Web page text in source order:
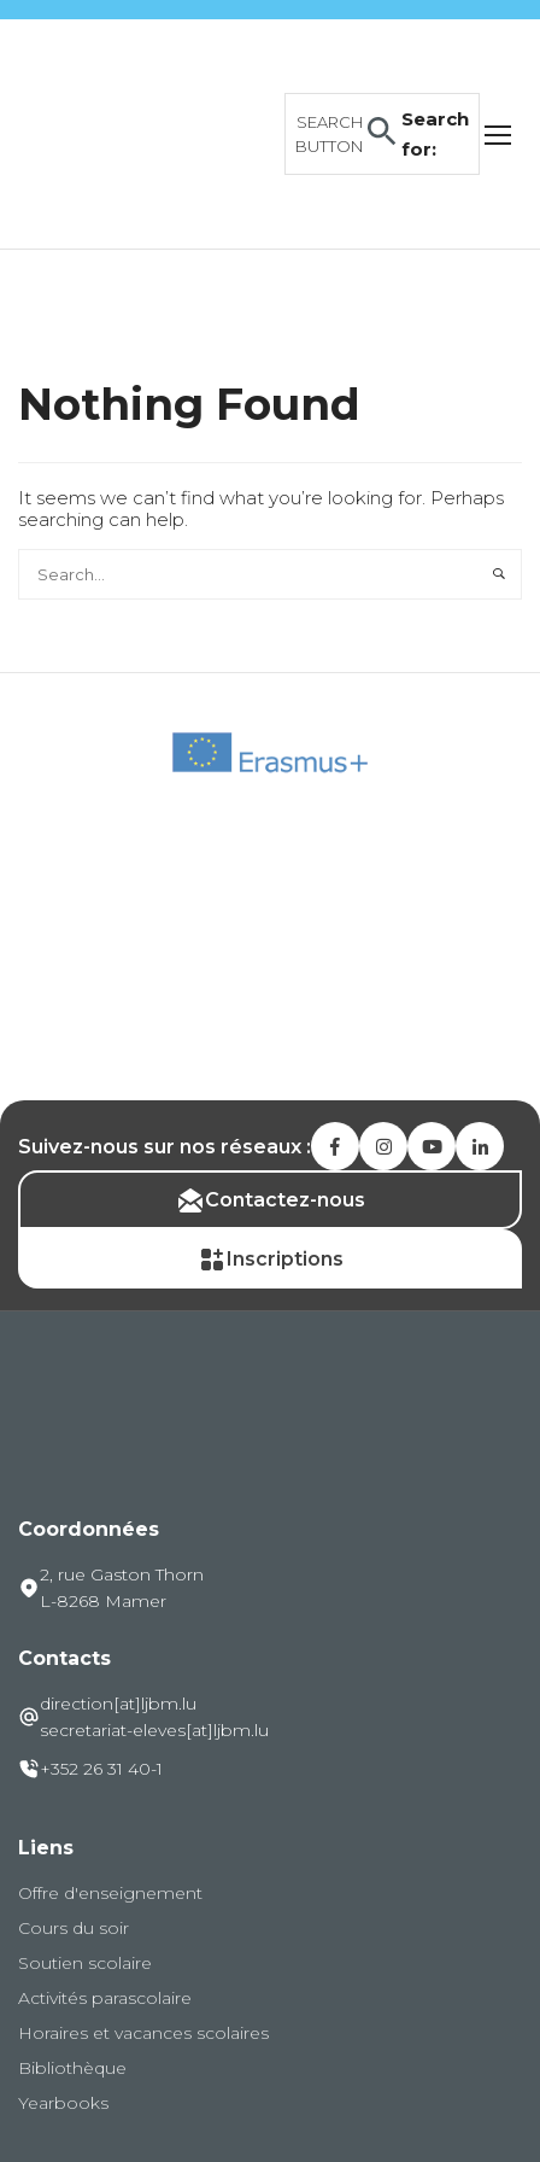
Search
for:
SEARCH
BUTTON
Nothing Found
It seems we can’t find what you’re looking for. Perhaps
searching can help.
Suivez-nous sur nos réseaux :
Contactez-nous
Inscriptions
Coordonnées
2, rue Gaston Thorn
L-8268 Mamer
Contacts
direction[at]ljbm.lu
secretariat-eleves[at]ljbm.lu
+352 26 31 40-1
Liens
Offre d'enseignement
Cours du soir
Soutien scolaire
Activités parascolaire
Horaires et vacances scolaires
Bibliothèque
Yearbooks